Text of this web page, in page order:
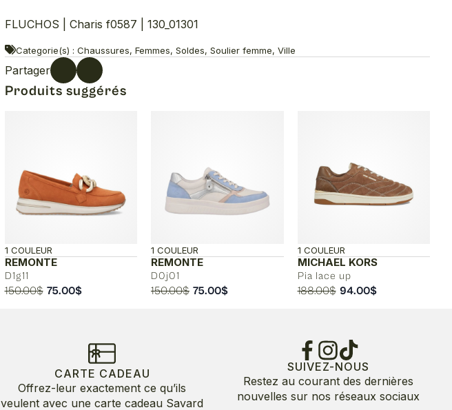
FLUCHOS | Charis f0587 | 130_01301
Categorie(s) : Chaussures, Femmes, Soldes, Soulier femme, Ville
Partager
Produits suggérés
REMONTE
D1g11
1 COULEUR
150.00$ Le
150.00$.
75.00$Le
75.00$.
REMONTE
D0j01
1 COULEUR
150.00$ Le
75.00$Le
MICHAEL KORS
Pia lace up
1 COULEUR
188.00$ Le
188.00$.
94.00$Le
CARTE CADEAU
Offrez-leur exactement ce qu’ils
veulent avec une carte cadeau Savard
SUIVEZ-NOUS
Restez au courant des dernières
nouvelles sur nos réseaux sociaux